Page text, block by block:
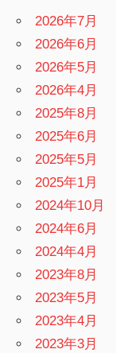
2026年7月
2026年6月
2026年5月
2026年4月
2025年8月
2025年6月
2025年5月
2025年1月
2024年10月
2024年6月
2024年4月
2023年8月
2023年5月
2023年4月
2023年3月